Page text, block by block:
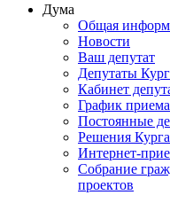
Дума
Общая
Новости
Ваш депутат
Депутаты
Кабинет
График
Постоянные
Решения
Интернет-
Собрание
проектов